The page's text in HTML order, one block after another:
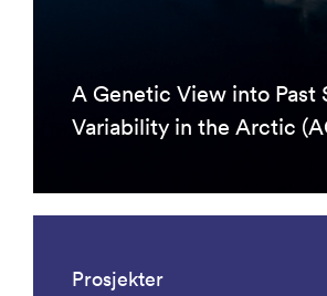
A Genetic View into Past
Variability in the Arctic
Prosjekter